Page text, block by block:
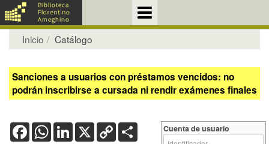
Inicio Catálogo
Sanciones a usuarios con préstamos vencidos: no
podrán inscribirse a cursada ni rendir exámenes finales
FacebookWhatsApp
LinkedIn
X Copy
Link
Cuenta de usuario